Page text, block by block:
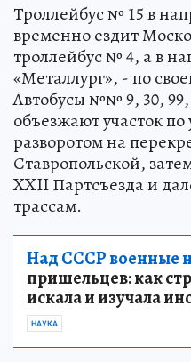
Троллейбус № 15 в
временно ездит
троллейбус № 4, а в
«Металлург», - по
Автобусы №№ 9, 30, 99,
объезжают участок
разворотом на
Ставропольской,
XXII Партсъезда и
трассам.
Над СССР военные
пришельцев: как
искала и изучала
НАУКА